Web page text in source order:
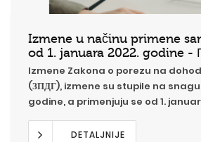
Izmene u načinu primene
od 1. januara 2022. godine
Izmene Zakona o porezu na
(ЗПДГ), izmene su stupile na snagu
godine, a primenjuju se od 1.
DETALJNIJE